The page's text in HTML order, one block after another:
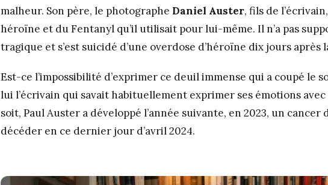
malheur. Son père, le photographe Daniel Auster, fils de
héroïne et du Fentanyl qu’il utilisait pour lui-même. Il n’a pas
tragique et s’est suicidé d’une overdose d’héroïne dix jours après
Est-ce l’impossibilité d’exprimer ce deuil immense qui a coupé le
lui l’écrivain qui savait habituellement exprimer ses émotions avec
soit, Paul Auster a développé l’année suivante, en 2023, un cancer
décéder en ce dernier jour d’avril 2024.